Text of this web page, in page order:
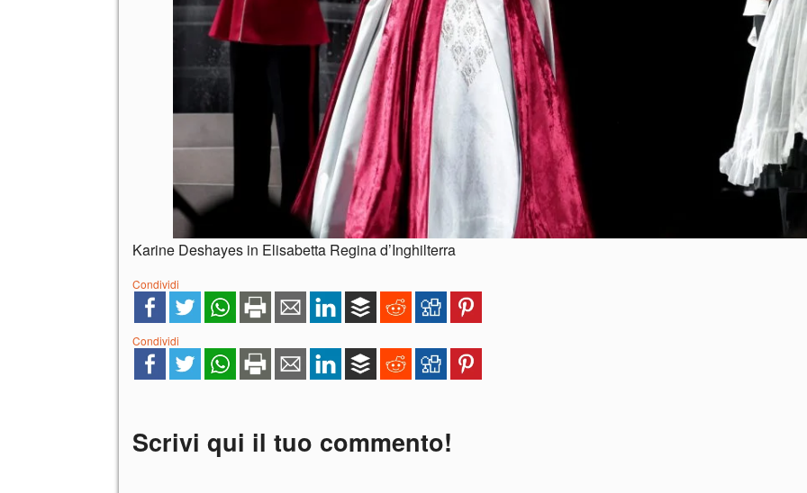
Karine Deshayes in Elisabetta Regina d’Inghilterra
Condividi
Condividi
Scrivi qui il tuo commento!